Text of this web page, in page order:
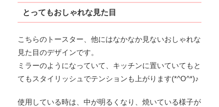
とってもおしゃれな見た目
こちらのトースター、他にはなかなか見ないおしゃれな
見た目のデザインです。
ミラーのようになっていて、キッチンに置いていてもと
てもスタイリッシュでテンションも上がります(*^O^*)♪
使用している時は、中が明るくなり、焼いている様子が